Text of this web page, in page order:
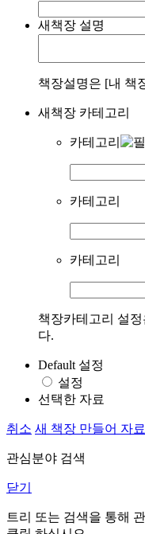
새책장 설명
책장설명은 [내 책
새책장 카테고리
카테고리
카테고리
카테고리
책장카테고리 설
다.
Default 설정
설정
선택한 자료
취소 새 책장 만들어 자료
관심분야 검색
닫기
트리 또는 검색을 통해